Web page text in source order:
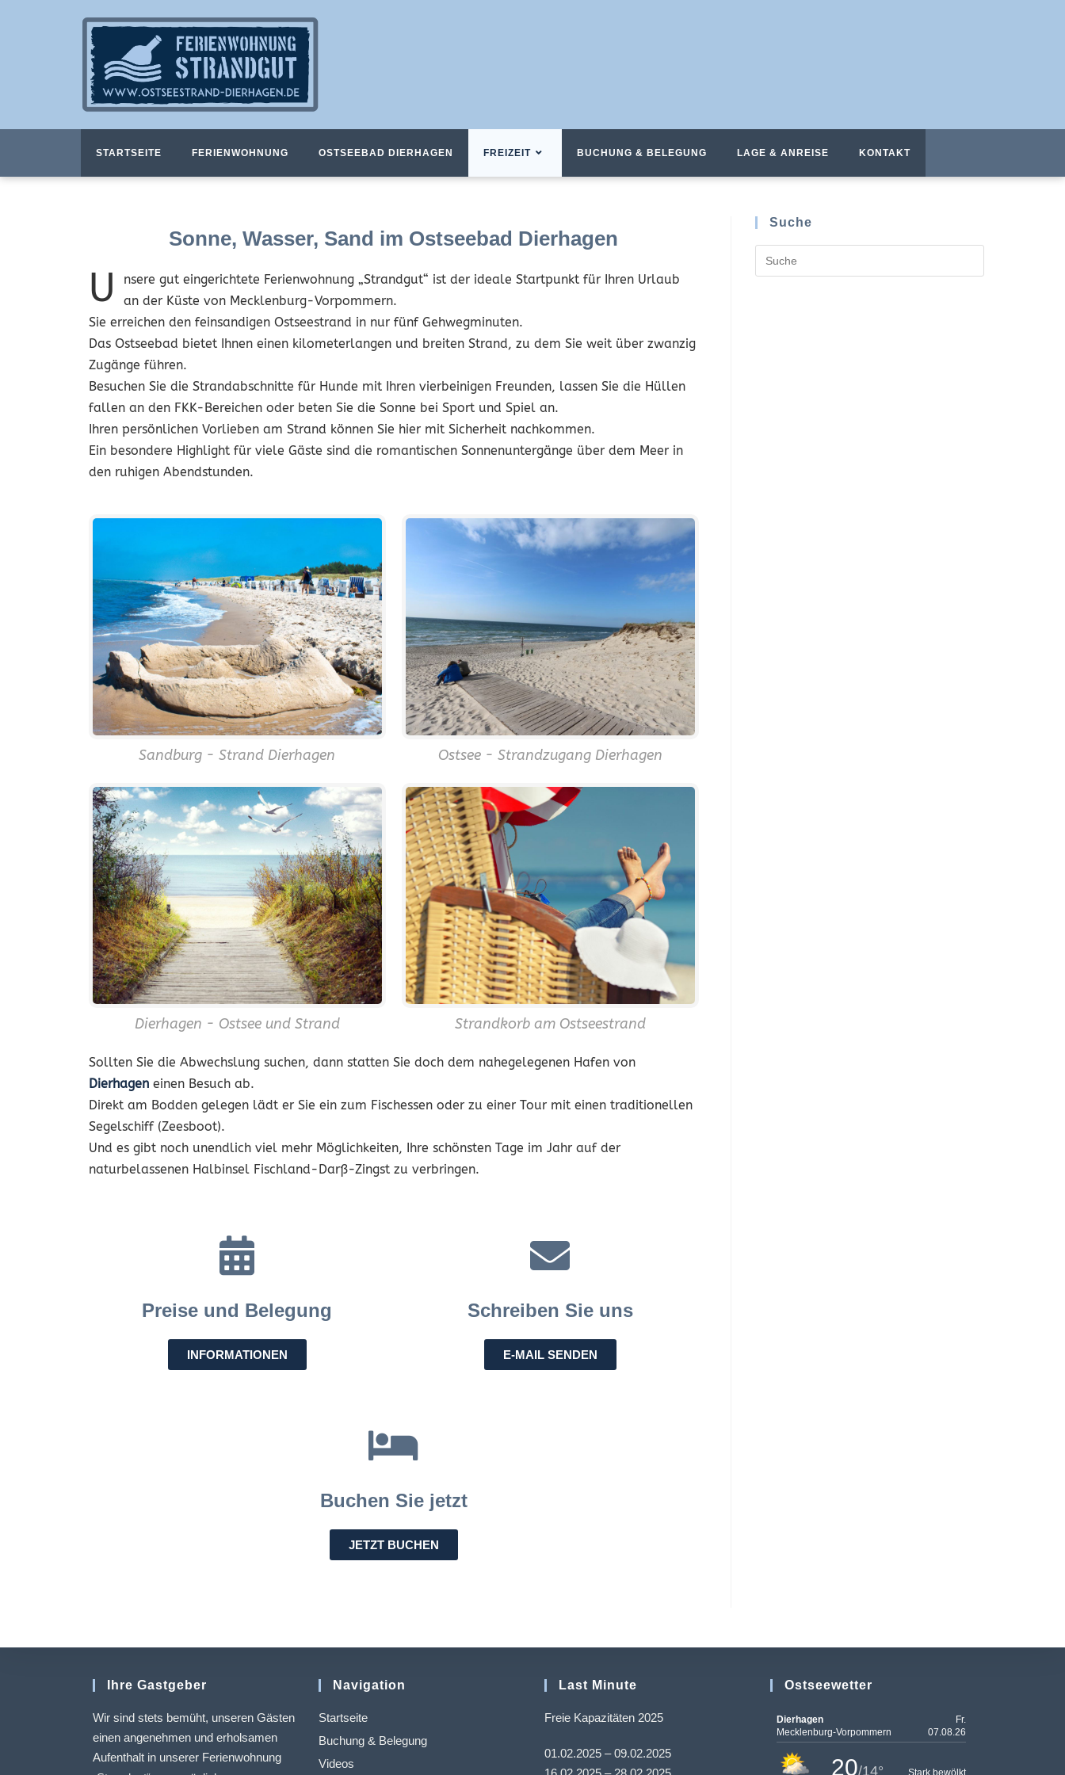
STARTSEITE FERIENWOHNUNG OSTSEEBAD DIERHAGEN FREIZEIT BUCHUNG & BELEGUNG LAGE & ANREISE KONTAKT
Sonne, Wasser, Sand im Ostseebad Dierhagen
U
nsere gut eingerichtete Ferienwohnung „Strandgut“ ist der ideale Startpunkt für Ihren Urlaub
an der Küste von Mecklenburg-Vorpommern.
Sie erreichen den feinsandigen Ostseestrand in nur fünf Gehwegminuten.
Das Ostseebad bietet Ihnen einen kilometerlangen und breiten Strand, zu dem Sie weit über zwanzig
Zugänge führen.
Besuchen Sie die Strandabschnitte für Hunde mit Ihren vierbeinigen Freunden, lassen Sie die Hüllen
fallen an den FKK-Bereichen oder beten Sie die Sonne bei Sport und Spiel an.
Ihren persönlichen Vorlieben am Strand können Sie hier mit Sicherheit nachkommen.
Ein besondere Highlight für viele Gäste sind die romantischen Sonnenuntergänge über dem Meer in
den ruhigen Abendstunden.
Sandburg - Strand Dierhagen Ostsee - Strandzugang Dierhagen
Dierhagen - Ostsee und Strand Strandkorb am Ostseestrand
Sollten Sie die Abwechslung suchen, dann statten Sie doch dem nahegelegenen Hafen von
Dierhagen einen Besuch ab.
Direkt am Bodden gelegen lädt er Sie ein zum Fischessen oder zu einer Tour mit einen traditionellen
Segelschiff (Zeesboot).
Und es gibt noch unendlich viel mehr Möglichkeiten, Ihre schönsten Tage im Jahr auf der
naturbelassenen Halbinsel Fischland-Darß-Zingst zu verbringen.
Preise und Belegung
INFORMATIONEN
Schreiben Sie uns
E-MAIL SENDEN
Buchen Sie jetzt
JETZT BUCHEN
Suche
Ihre Gastgeber
Wir sind stets bemüht, unseren Gästen
einen angenehmen und erholsamen
Aufenthalt in unserer Ferienwohnung
Navigation
Startseite
Buchung & Belegung
Videos
Last Minute
Freie Kapazitäten 2025
01.02.2025 – 09.02.2025
Ostseewetter